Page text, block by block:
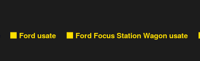
Ford usate Ford Focus Station Wagon usate